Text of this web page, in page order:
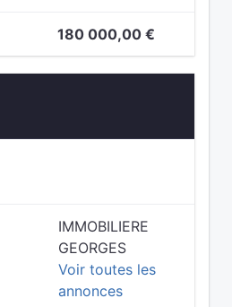
180 000,00 €
IMMOBILIERE
GEORGES
Voir toutes les
annonces